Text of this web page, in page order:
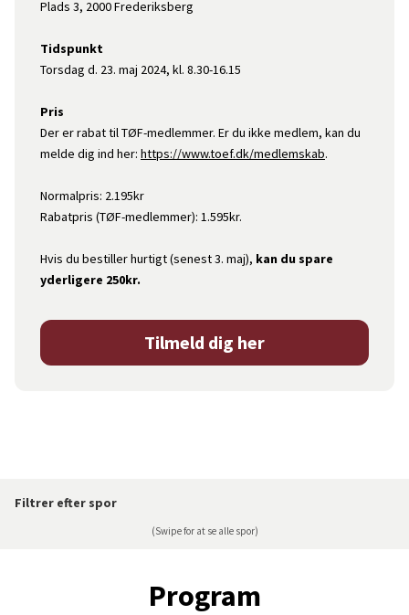
Plads 3, 2000 Frederiksberg
Tidspunkt
Torsdag d. 23. maj 2024, kl. 8.30-16.15
Pris
Der er rabat til TØF-medlemmer. Er du ikke medlem, kan du
melde dig ind her: https://www.toef.dk/medlemskab.
Normalpris: 2.195kr
Rabatpris (TØF-medlemmer): 1.595kr.
Hvis du bestiller hurtigt (senest 3. maj), kan du spare
yderligere 250kr.
Tilmeld dig her
Filtrer efter spor
(Swipe for at se alle spor)
Program